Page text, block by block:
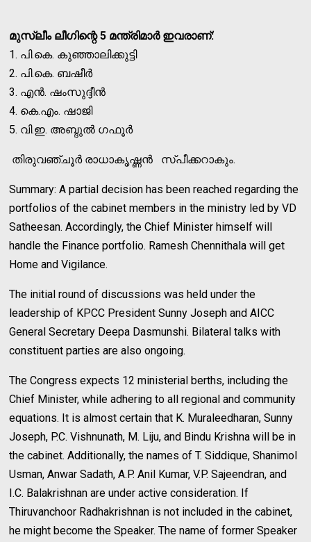
മുസ്ലീം ലീഗിന്റെ 5 മന്ത്രിമാർ ഇവരാണ്:
1. പി.കെ. കുഞ്ഞാലിക്കുട്ടി
2. പി.കെ. ബഷീർ
3. എൻ. ഷംസുദ്ദീൻ
4. കെ.എം. ഷാജി
5. വി.ഇ. അബ്ദുൽ ഗഫൂർ
തിരുവഞ്ചൂര്‍ രാധാകൃഷ്ണന്‍ സ്പീക്കറാകും.
Summary: A partial decision has been reached regarding the
portfolios of the cabinet members in the ministry led by VD
Satheesan. Accordingly, the Chief Minister himself will
handle the Finance portfolio. Ramesh Chennithala will get
Home and Vigilance.
The initial round of discussions was held under the
leadership of KPCC President Sunny Joseph and AICC
General Secretary Deepa Dasmunshi. Bilateral talks with
constituent parties are also ongoing.
The Congress expects 12 ministerial berths, including the
Chief Minister, while adhering to all regional and community
equations. It is almost certain that K. Muraleedharan, Sunny
Joseph, P.C. Vishnunath, M. Liju, and Bindu Krishna will be in
the cabinet. Additionally, the names of T. Siddique, Shanimol
Usman, Anwar Sadath, A.P. Anil Kumar, V.P. Sajeendran, and
I.C. Balakrishnan are under active consideration. If
Thiruvanchoor Radhakrishnan is not included in the cabinet,
he might become the Speaker. The name of former Speaker